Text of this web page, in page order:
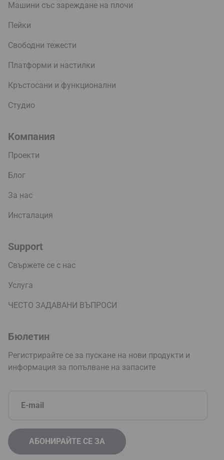
Машини със зареждане на плочи
Пейки
Свободни тежести
Платформи и настилки
Кръстосани и функционални
Студио
Компания
Проекти
Блог
За нас
Инсталация
Support
Свържете се с нас
Услуга
ЧЕСТО ЗАДАВАНИ ВЪПРОСИ
Бюлетин
Регистрирайте се за пускане на нови продукти и
информация за попълване на запасите